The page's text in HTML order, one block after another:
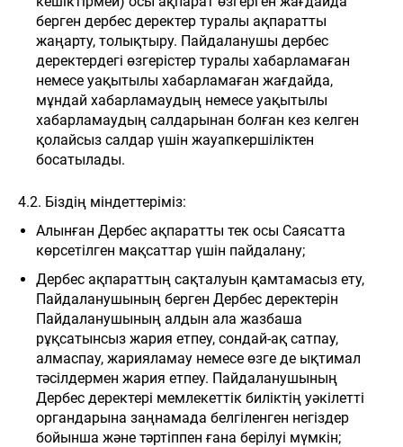
берген дербес деректер туралы ақпаратты
жаңарту, толықтыру. Пайдаланушы дербес
деректердегі өзгерістер туралы хабарламаған
немесе уақытылы хабарламаған жағдайда,
мұндай хабарламаудың немесе уақытылы
хабарламаудың салдарынан болған кез келген
қолайсыз салдар үшін жауапкершіліктен
босатылады.
4.2. Біздің міндеттеріміз:
Алынған Дербес ақпаратты тек осы Саясатта
көрсетілген мақсаттар үшін пайдалану;
Дербес ақпараттың сақталуын қамтамасыз ету,
Пайдаланушының берген Дербес деректерін
Пайдаланушының алдын ала жазбаша
рұқсатынсыз жария етпеу, сондай-ақ сатпау,
алмаспау, жарияламау немесе өзге де ықтимал
тәсілдермен жария етпеу. Пайдаланушының
Дербес деректері мемлекеттік биліктің уәкілетті
органдарына заңнамада белгіленген негіздер
бойынша және тәртіппен ғана берілуі мүмкін;